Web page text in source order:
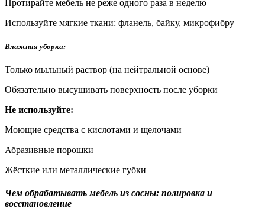
Протирайте мебель не реже одного раза в неделю
Используйте мягкие ткани: фланель, байку, микрофибру
Влажная уборка:
Только мыльный раствор (на нейтральной основе)
Обязательно высушивать поверхность после уборки
Не используйте:
Моющие средства с кислотами и щелочами
Абразивные порошки
Жёсткие или металлические губки
Чем обрабатывать мебель из сосны: полировка и
восстановление